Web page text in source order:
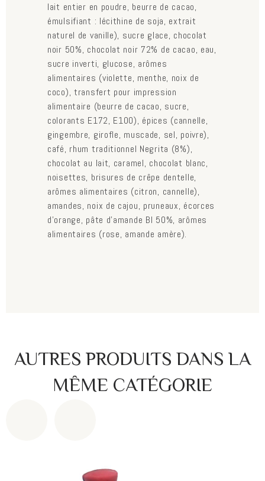
lait entier en poudre, beurre de cacao,
émulsifiant : lécithine de soja, extrait
naturel de vanille), sucre glace, chocolat
noir 50%, chocolat noir 72% de cacao, eau,
sucre inverti, glucose, arômes
alimentaires (violette, menthe, noix de
coco), transfert pour impression
alimentaire (beurre de cacao, sucre,
colorants E172, E100), épices (cannelle,
gingembre, girofle, muscade, sel, poivre),
café, rhum traditionnel Negrita (8%),
chocolat au lait, caramel, chocolat blanc,
noisettes, brisures de crêpe dentelle,
arômes alimentaires (citron, cannelle),
amandes, noix de cajou, pruneaux, écorces
d’orange, pâte d'amande BI 50%, arômes
alimentaires (rose, amande amère).
AUTRES PRODUITS DANS LA
MÊME CATÉGORIE